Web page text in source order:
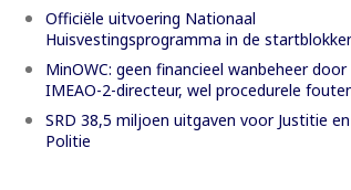
Officiële uitvoering Nationaal
Huisvestingsprogramma in de
MinOWC: geen financieel wanbeheer door
IMEAO-2-directeur, wel procedurele
SRD 38,5 miljoen uitgaven voor Justitie en
Politie